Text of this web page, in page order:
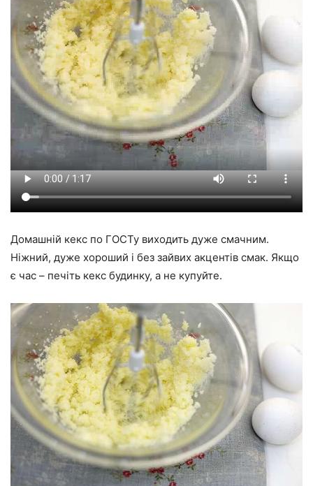
Домашній кекс по ГОСТу виходить дуже смачним.
Ніжний, дуже хороший і без зайвих акцентів смак. Якщо
є час – печіть кекс будинку, а не купуйте.